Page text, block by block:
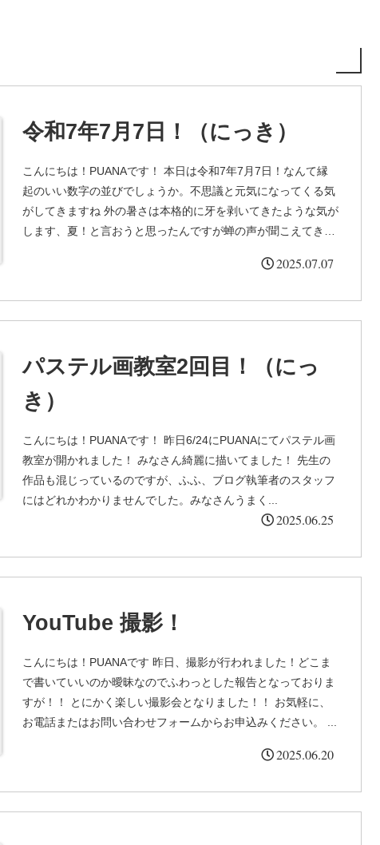
令和7年7月7日！（にっき）
こんにちは！PUANAです！ 本日は令和7年7月7日！なんて縁
起のいい数字の並びでしょうか。不思議と元気になってくる気
がしてきますね 外の暑さは本格的に牙を剥いてきたような気が
します、夏！と言おうと思ったんですが蝉の声が聞こえてきま
2025.07.07
パステル画教室2回目！（にっ
き）
こんにちは！PUANAです！ 昨日6/24にPUANAにてパステル画
教室が開かれました！ みなさん綺麗に描いてました！ 先生の
作品も混じっているのですが、ふふ、ブログ執筆者のスタッフ
にはどれかわかりませんでした。みなさんうまく...
2025.06.25
YouTube 撮影！
こんにちは！PUANAです 昨日、撮影が行われました！どこま
で書いていいのか曖昧なのでふわっとした報告となっておりま
すが！！ とにかく楽しい撮影会となりました！！ お気軽に、
お電話またはお問い合わせフォームからお申込みください。 ...
2025.06.20